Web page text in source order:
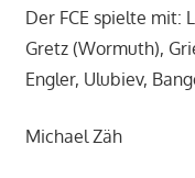
Der FCE spielte mit:
Gretz (Wormuth),
Engler, Ulubiev,
Michael Zäh